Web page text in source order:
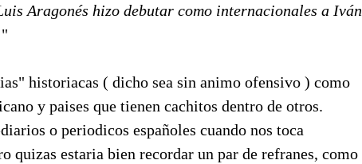
Aragonés hizo debutar como internacionales a Iván
"
historiacas ( dicho sea sin animo ofensivo ) como
y paises que tienen cachitos dentro de otros.
o periodicos españoles cuando nos toca
quizas estaria bien recordar un par de refranes, como